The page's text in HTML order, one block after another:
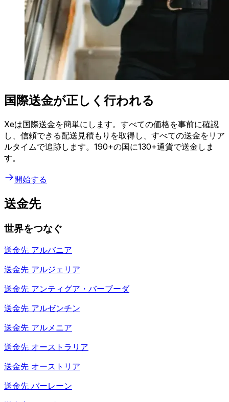
国際送金が正しく行われる
Xeは国際送金を簡単にします。すべての価格を事前に確認
し、信頼できる配送見積もりを取得し、すべての送金をリア
ルタイムで追跡します。190+の国に130+通貨で送金しま
す。
開始する
送金先
世界をつなぐ
送金先 アルバニア
送金先 アルジェリア
送金先 アンティグア・バーブーダ
送金先 アルゼンチン
送金先 アルメニア
送金先 オーストラリア
送金先 オーストリア
送金先 バーレーン